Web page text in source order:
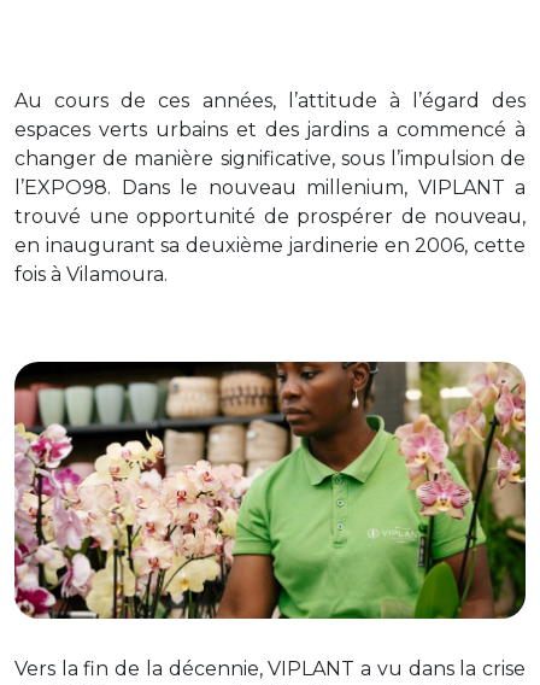
Au cours de ces années, l’attitude à l’égard des
espaces verts urbains et des jardins a commencé à
changer de manière significative, sous l’impulsion de
l’EXPO98. Dans le nouveau millenium, VIPLANT a
trouvé une opportunité de prospérer de nouveau,
en inaugurant sa deuxième jardinerie en 2006, cette
fois à Vilamoura.
Vers la fin de la décennie, VIPLANT a vu dans la crise